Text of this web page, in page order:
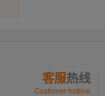
客服热线
Customer hotline